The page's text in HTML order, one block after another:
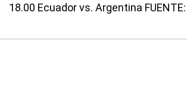
18.00 Ecuador vs. Argentina FUENTE: